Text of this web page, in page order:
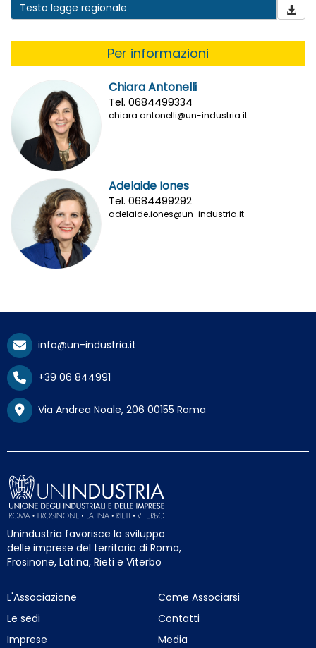
Testo legge regionale
Per informazioni
Chiara Antonelli
Tel. 0684499334
chiara.antonelli@un-industria.it
Adelaide Iones
Tel. 0684499292
adelaide.iones@un-industria.it
info@un-industria.it
+39 06 844991
Via Andrea Noale, 206 00155 Roma
Unindustria favorisce lo sviluppo
delle imprese del territorio di Roma,
Frosinone, Latina, Rieti e Viterbo
L'Associazione
Le sedi
Imprese
Come Associarsi
Contatti
Media